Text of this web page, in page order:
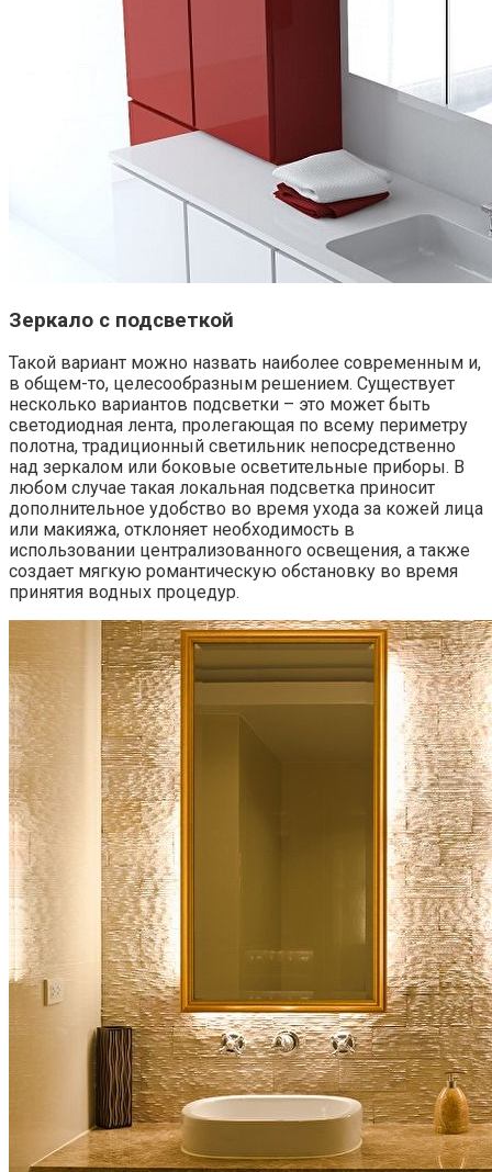
Зеркало с подсветкой
Такой вариант можно назвать наиболее современным и,
в общем-то, целесообразным решением. Существует
несколько вариантов подсветки – это может быть
светодиодная лента, пролегающая по всему периметру
полотна, традиционный светильник непосредственно
над зеркалом или боковые осветительные приборы. В
любом случае такая локальная подсветка приносит
дополнительное удобство во время ухода за кожей лица
или макияжа, отклоняет необходимость в
использовании централизованного освещения, а также
создает мягкую романтическую обстановку во время
принятия водных процедур.